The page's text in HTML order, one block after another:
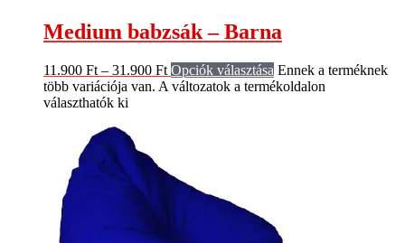
Medium babzsák – Barna
11.900 Ft – 31.900 Ft Opciók választása Ennek a terméknek
több variációja van. A változatok a termékoldalon
választhatók ki